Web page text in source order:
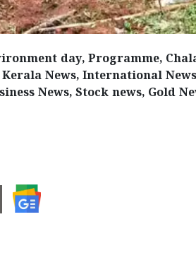
day, Programme,
News, International
News, Stock news, Gold